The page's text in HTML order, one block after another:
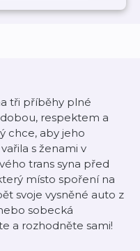
tři příběhy plné
respektem a
chce, aby jeho
s ženami v
trans syna před
místo spoření na
svoje vysněné auto z
sobecká
a rozhodněte sami!